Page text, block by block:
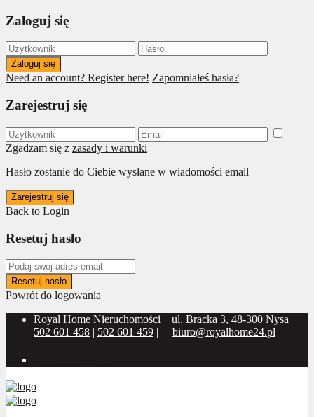
Zaloguj się
Zaloguj się
Need an account? Register here! Zapomniałeś hasła?
Zarejestruj się
Zgadzam się z zasady i warunki
Hasło zostanie do Ciebie wysłane w wiadomości email
Zarejestruj się
Back to Login
Resetuj hasło
Resetuj hasło
Powrót do logowania
Royal Home Nieruchomości
ul. Bracka 3, 48-300 Nysa
502 601 458 | 502 601 459 | biuro@royalhome24.pl